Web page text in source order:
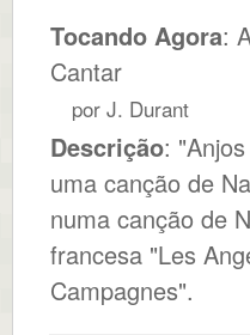
Tocando Agora:
Cantar
por J. Durant
Descrição:
uma canção de
numa canção de
francesa "Les
Campagnes".